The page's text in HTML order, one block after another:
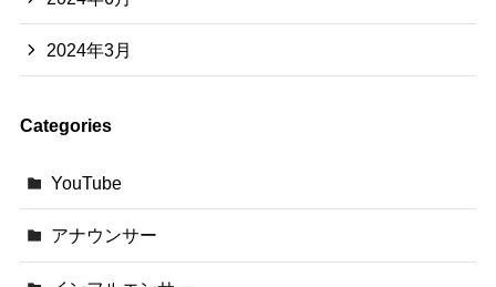
2024年3月
Categories
YouTube
アナウンサー